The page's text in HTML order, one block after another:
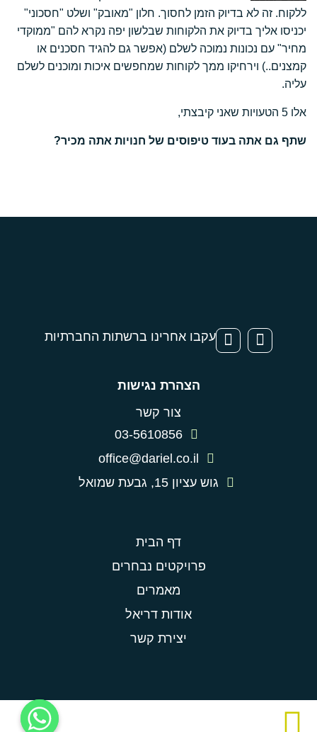
ללקוח. זה לא בדיוק הזמן לחסוך. חלון "מאובק" ושלט "חסכוני"
יכניסו אליך בדיוק את הלקוחות שבלשון יפה נקרא להם "ממוקדי
מחיר" עם נכונות נמוכה לשלם (אפשר גם להגיד חסכנים או
קמצנים..) וירחיקו ממך לקוחות שמחפשים איכות ומוכנים לשלם
עליה.
אלו 5 הטעויות שאני קיבצתי,
שתף גם אתה בעוד טיפוסים של חנויות אתה מכיר?
דף הבית
פרויקטים נבחרים
מאמרים
אודות דריאל
יצירת קשר
צור קשר
03-5610856
office@dariel.co.il
גוש עציון 15, גבעת שמואל
עקבו אחרינו ברשתות החברתיות
הצהרת נגישות